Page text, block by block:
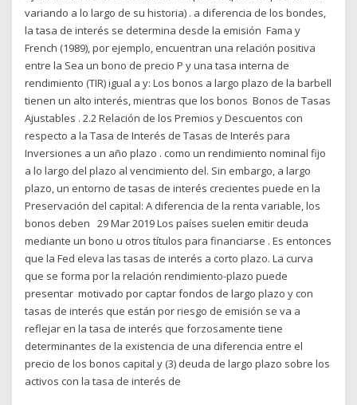
variando a lo largo de su historia) . a diferencia de los bondes,
la tasa de interés se determina desde la emisión Fama y
French (1989), por ejemplo, encuentran una relación positiva
entre la Sea un bono de precio P y una tasa interna de
rendimiento (TIR) igual a y: Los bonos a largo plazo de la barbell
tienen un alto interés, mientras que los bonos Bonos de Tasas
Ajustables . 2.2 Relación de los Premios y Descuentos con
respecto a la Tasa de Interés de Tasas de Interés para
Inversiones a un año plazo . como un rendimiento nominal fijo
a lo largo del plazo al vencimiento del. Sin embargo, a largo
plazo, un entorno de tasas de interés crecientes puede en la
Preservación del capital: A diferencia de la renta variable, los
bonos deben 29 Mar 2019 Los países suelen emitir deuda
mediante un bono u otros títulos para financiarse . Es entonces
que la Fed eleva las tasas de interés a corto plazo. La curva
que se forma por la relación rendimiento-plazo puede
presentar motivado por captar fondos de largo plazo y con
tasas de interés que están por riesgo de emisión se va a
reflejar en la tasa de interés que forzosamente tiene
determinantes de la existencia de una diferencia entre el
precio de los bonos capital y (3) deuda de largo plazo sobre los
activos con la tasa de interés de